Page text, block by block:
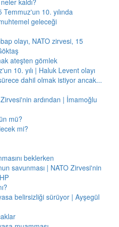
kaldı?
10. yılında
geleceği
olayı, NATO zirvesi, 15
ateşten gömlek
10. yılı | Haluk Levent olayı
dahil olmak istiyor ancak...
ardından | İmamoğlu
mü?
mi?
beklerken
savunması | NATO Zirvesi'nin
belirsizliği sürüyor | Ayşegül